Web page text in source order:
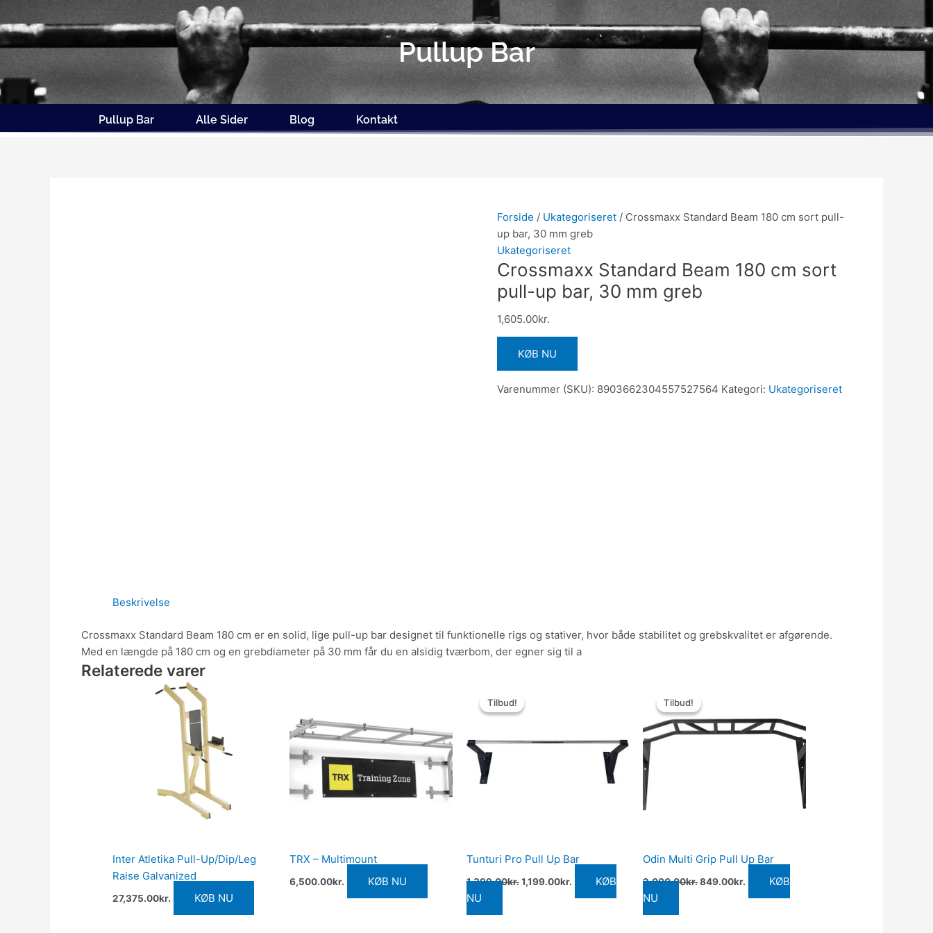
til
indholdet
Pullup Bar
Pullup Bar Alle Sider Blog Kontakt
Forside / Ukategoriseret / Crossmaxx Standard Beam 180 cm sort pull-
up bar, 30 mm greb
Ukategoriseret
Crossmaxx Standard Beam 180 cm sort
pull-up bar, 30 mm greb
1,605.00kr.
KØB NU
Varenummer (SKU): 8903662304557527564 Kategori: Ukategoriseret
Beskrivelse
Crossmaxx Standard Beam 180 cm er en solid, lige pull-up bar designet til funktionelle rigs og stativer, hvor både stabilitet og grebskvalitet er afgørende.
Med en længde på 180 cm og en grebdiameter på 30 mm får du en alsidig tværbom, der egner sig til a
Relaterede varer
Inter Atletika Pull-Up/Dip/Leg
Raise Galvanized
27,375.00kr. KØB NU
TRX – Multimount
6,500.00kr. KØB NU
Tilbud!
Tilbud!
Tunturi Pro Pull Up Bar
1,399.00kr.
pris
1,199.00kr.
KØB
NU
Tilbud!
Tilbud!
Odin Multi Grip Pull Up Bar
2,000.00kr.
pris
var:
2,000.00kr..
849.00kr.
er:
849.00kr..
KØB
NU